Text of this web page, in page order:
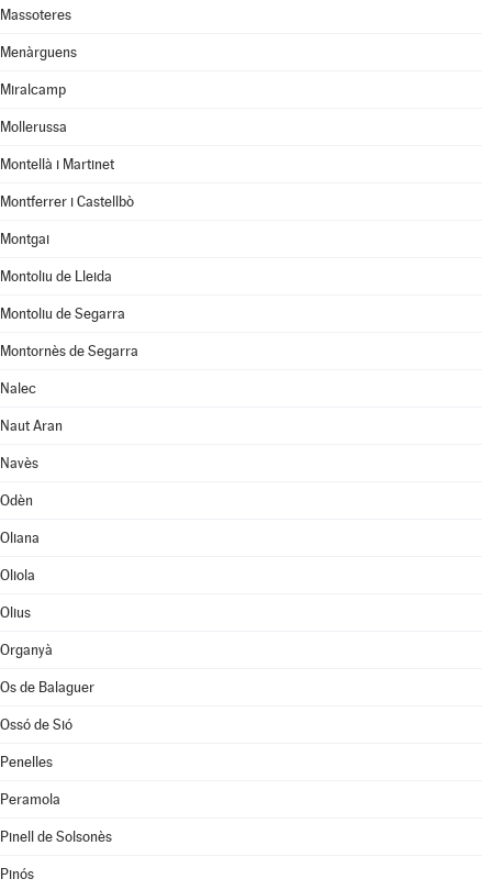
Massoteres
Menàrguens
Miralcamp
Mollerussa
Montellà i Martinet
Montferrer i Castellbò
Montgai
Montoliu de Lleida
Montoliu de Segarra
Montornès de Segarra
Nalec
Naut Aran
Navès
Odèn
Oliana
Oliola
Olius
Organyà
Os de Balaguer
Ossó de Sió
Penelles
Peramola
Pinell de Solsonès
Pinós